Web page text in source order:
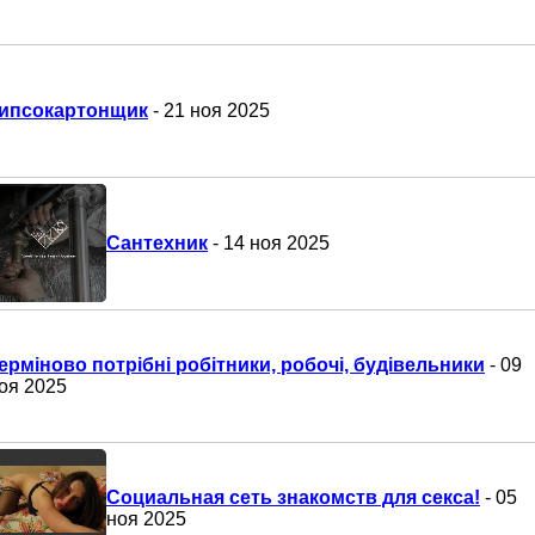
- 21 ноя 2025
Сантехник - 14 ноя 2025
потрібні робітники, робочі, будівельники - 09
2025
Социальная сеть знакомств для секса! - 05
ноя 2025